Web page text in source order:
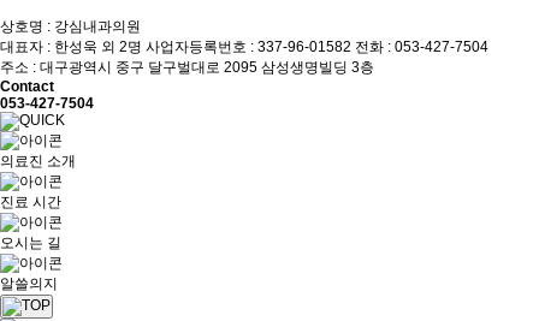
상호명 : 강심내과의원
대표자 : 한성욱 외 2명 사업자등록번호 : 337-96-01582 전화 : 053-427-7504
주소 : 대구광역시 중구 달구벌대로 2095 삼성생명빌딩 3층
Contact
053-427-7504
의료진 소개
진료 시간
오시는 길
알쓸의지